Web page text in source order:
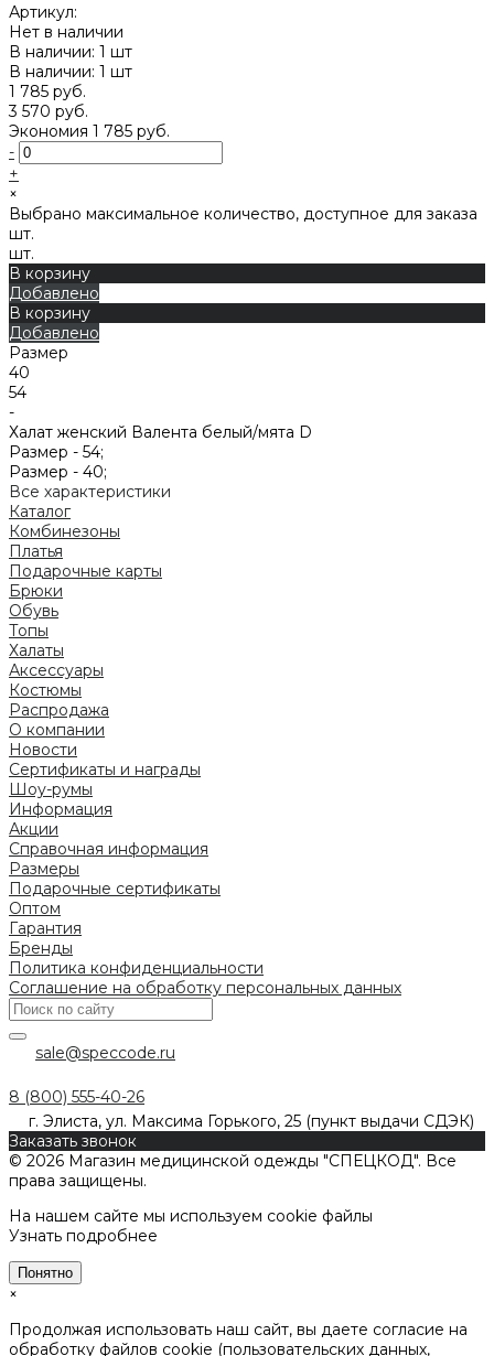
Артикул:
Нет в наличии
В наличии: 1 шт
В наличии: 1 шт
1 785 руб.
3 570 руб.
Экономия 1 785 руб.
-
+
×
Выбрано максимальное количество, доступное для заказа
шт.
шт.
В корзину
Добавлено
В корзину
Добавлено
Размер
40
54
-
Халат женский Валента белый/мята D
Размер - 54;
Размер - 40;
Все характеристики
Каталог
Комбинезоны
Платья
Подарочные карты
Брюки
Обувь
Топы
Халаты
Аксессуары
Костюмы
Распродажа
О компании
Новости
Сертификаты и награды
Шоу-румы
Информация
Акции
Справочная информация
Размеры
Подарочные сертификаты
Оптом
Гарантия
Бренды
Политика конфиденциальности
Соглашение на обработку персональных данных
sale@speccode.ru
8 (800) 555-40-26
г. Элиста, ул. Максима Горького, 25 (пункт выдачи СДЭК)
Заказать звонок
© 2026 Магазин медицинской одежды "СПЕЦКОД". Все
права защищены.
На нашем сайте мы используем cookie файлы
Узнать подробнее
Понятно
×
Продолжая использовать наш сайт, вы даете согласие на
обработку файлов cookie (пользовательских данных,